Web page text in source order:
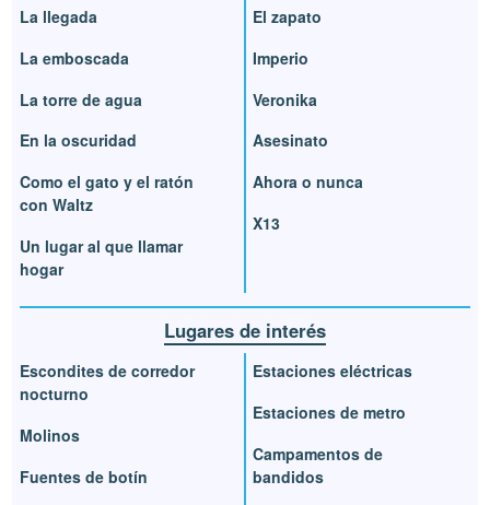
La llegada
La emboscada
La torre de agua
En la oscuridad
Como el gato y el ratón
con Waltz
Un lugar al que llamar
hogar
El zapato
Imperio
Veronika
Asesinato
Ahora o nunca
X13
Lugares de interés
Escondites de corredor
nocturno
Molinos
Fuentes de botín
Estaciones eléctricas
Estaciones de metro
Campamentos de
bandidos